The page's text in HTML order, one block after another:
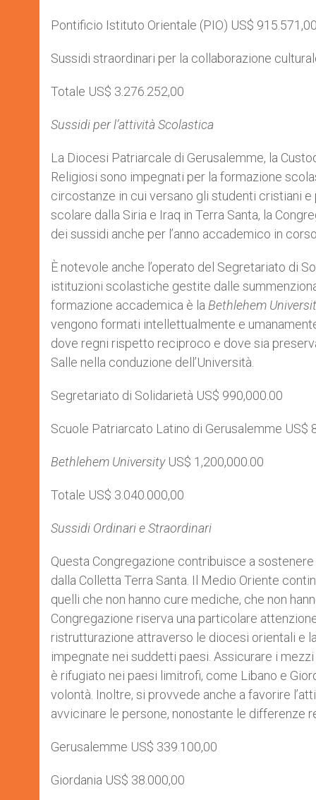
Pontificio Istituto Orientale (PIO) US$ 915.571,00
Sussidi straordinari per la collaborazione
Totale US$ 3.276.252,00
Sussidi per l’attività Scolastica
La Diocesi Patriarcale di Gerusalemme, la
Religiosi sono impegnati per la formazione
circostanze in cui versano gli studenti cristiani e
scolare dalla Siria e Iraq in Terra Santa, la
dei sussidi anche per l’anno accademico in corso.
È notevole anche l’operato del Segretariato di
istituzioni scolastiche gestite dalle
formazione accademica è la Bethlehem
vengono formati intellettualmente e
dove regni rispetto reciproco e dove sia
Salle nella conduzione dell’Università.
Segretariato di Solidarietà US$ 990,000.00
Scuole Patriarcato Latino di Gerusalemme US$
Bethlehem UniversityUS$ 1,200,000.00
Totale US$ 3.040.000,00
Sussidi Ordinari e Straordinari
Questa Congregazione contribuisce a
dalla Colletta Terra Santa. Il Medio Oriente
quelli che non hanno cure mediche, che non
Congregazione riserva una particolare
ristrutturazione attraverso le diocesi orientali e
impegnate nei suddetti paesi. Assicurare i
è rifugiato nei paesi limitrofi, come Libano e
volontà. Inoltre, si provvede anche a favorire
avvicinare le persone, nonostante le differenze
Gerusalemme US$ 339.100,00
Giordania US$ 38.000,00